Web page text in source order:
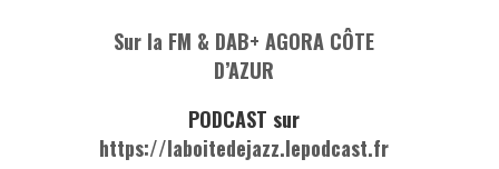
Sur la FM & DAB+ AGORA CÔTE
D’AZUR
PODCAST sur
https://laboitedejazz.lepodcast.fr